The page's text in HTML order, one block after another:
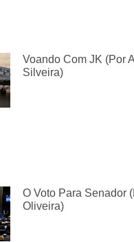
Voando Com JK (por
Silveira)
O Voto Para Senador
Oliveira)